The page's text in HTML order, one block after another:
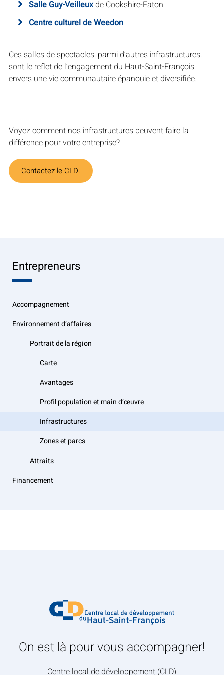
Entrepreneurs
Accompagnement
Environnement d’affaires
Portrait de la région
Carte
Avantages
Profil population et main d’œuvre
Infrastructures
Zones et parcs
Attraits
Financement
Salle Guy-Veilleuxde Cookshire-Eaton
Centre culturel de Weedon
Ces salles de spectacles, parmi d’autres infrastructures,
sont le reflet de l’engagement du Haut-Saint-François
envers une vie communautaire épanouie et diversifiée.
Voyez comment nos infrastructures peuvent faire la
différence pour votre entreprise?
Contactez le CLD.
On est là pour vous accompagner!
Centre local de développement (CLD)